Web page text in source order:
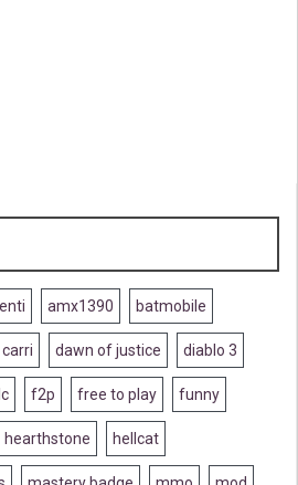
amx1390 batmobile
carri dawn of justice diablo 3
f2p free to play funny
hearthstone hellcat